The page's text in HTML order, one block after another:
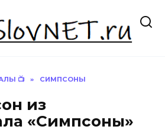
📺 » СИМПСОНЫ
из
«Симпсоны»